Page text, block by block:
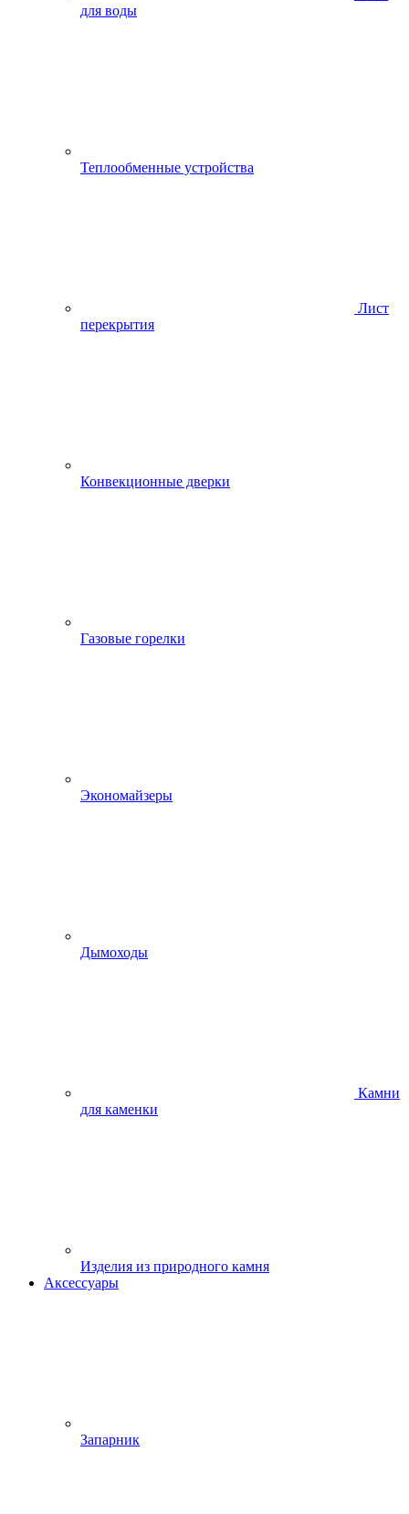
для воды
Теплообменные устройства
Лист
перекрытия
Конвекционные дверки
Газовые горелки
Экономайзеры
Дымоходы
Камни
для каменки
Изделия из природного камня
Аксессуары
Запарник